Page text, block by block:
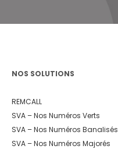
NOS SOLUTIONS
REMCALL
SVA – Nos Numéros Verts
SVA – Nos Numéros Banalisés
SVA – Nos Numéros Majorés